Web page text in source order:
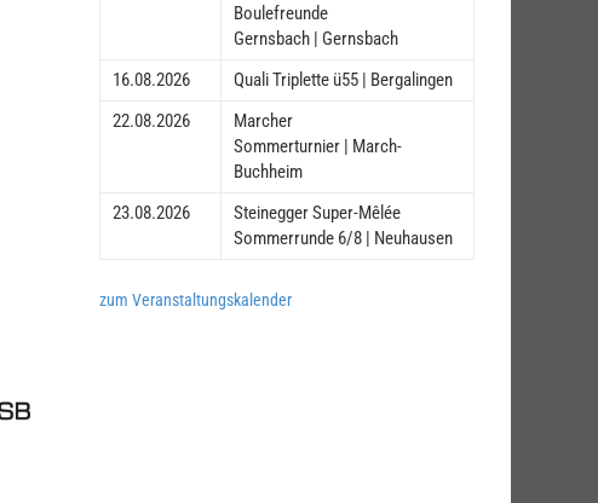
Boulefreunde
Gernsbach | Gernsbach
16.08.2026
Quali Triplette ü55 | Bergalingen
22.08.2026
Marcher
Sommerturnier | March-
Buchheim
23.08.2026
Steinegger Super-Mêlée
Sommerrunde 6/8 | Neuhausen
zum Veranstaltungskalender